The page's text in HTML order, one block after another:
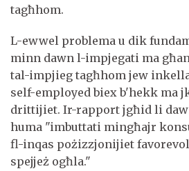
tagħhom.
L-ewwel problema u dik
minn dawn l-impjegati ma
tal-impjieg tagħhom jew
self-employed biex b'hekk ma
drittijiet. Ir-rapport jgħid li
huma "imbuttati mingħajr
fl-inqas pożizzjonijiet
spejjeż ogħla."